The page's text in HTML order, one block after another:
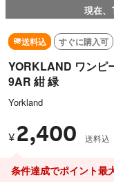
現在、
送料込 すぐに購入可
YORKLAND ワンピ
9AR 紺 緑
Yorkland
¥ 2,400 送料込
条件達成でポイント最